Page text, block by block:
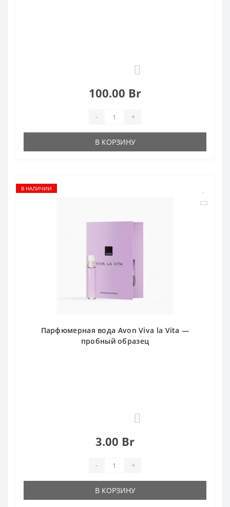
100.00 Br
- +
В КОРЗИНУ
В НАЛИЧИИ
Парфюмерная вода Avon Viva la Vita —
пробный образец
3.00 Br
- +
В КОРЗИНУ